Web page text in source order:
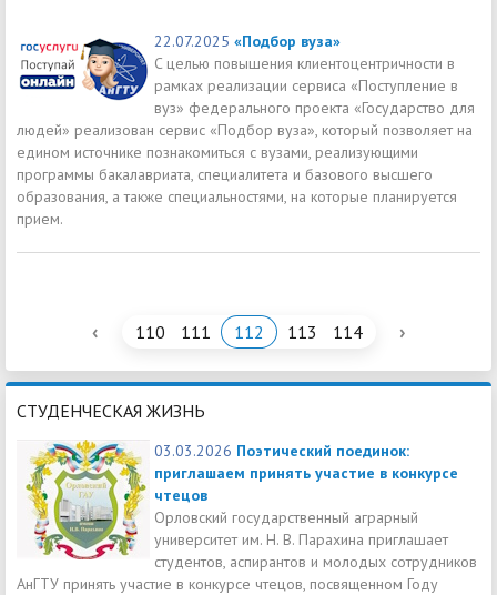
22.07.2025 «Подбор вуза»
C целью повышения клиентоцентричности в
рамках реализации сервиса «Поступление в
вуз» федерального проекта «Государство для
людей» реализован сервис «Подбор вуза», который позволяет на
едином источнике познакомиться с вузами, реализующими
программы бакалавриата, специалитета и базового высшего
образования, а также специальностями, на которые планируется
прием.
‹ 110 111 112 113 114 ›
СТУДЕНЧЕСКАЯ ЖИЗНЬ
03.03.2026 Поэтический поединок:
приглашаем принять участие в конкурсе
чтецов
Орловский государственный аграрный
университет им. Н. В. Парахина приглашает
студентов, аспирантов и молодых сотрудников
АнГТУ принять участие в конкурсе чтецов, посвященном Году